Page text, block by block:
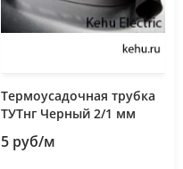
Термоусадочная трубка
ТУТнг Черный 2/1 мм
5 руб/м